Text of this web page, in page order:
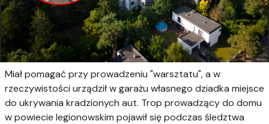
Miał pomagać przy prowadzeniu "warsztatu", a w
rzeczywistości urządził w garażu własnego dziadka miejsce
do ukrywania kradzionych aut. Trop prowadzący do domu
w powiecie legionowskim pojawił się podczas śledztwa